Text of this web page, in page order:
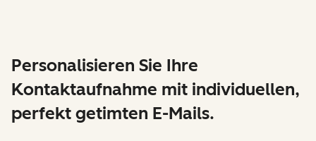
Personalisieren Sie Ihre
Kontaktaufnahme mit individuellen,
perfekt getimten E-Mails.